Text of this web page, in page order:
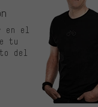
en el
tu
del